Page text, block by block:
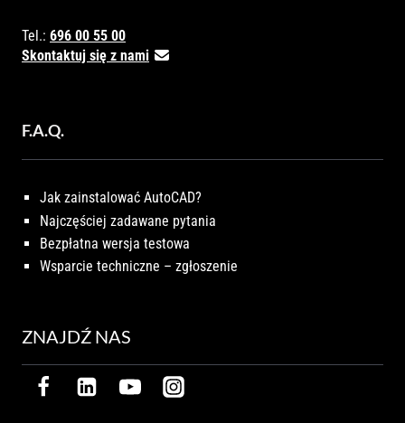
Tel.: 696 00 55 00
Skontaktuj się z nami
F.A.Q.
Jak zainstalować AutoCAD?
Najczęściej zadawane pytania
Bezpłatna wersja testowa
Wsparcie techniczne – zgłoszenie
ZNAJDŹ NAS